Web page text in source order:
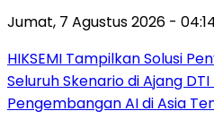
Jumat, 7 Agustus 2026 -
HIKSEMI Tampilkan Solusi
Seluruh Skenario di Ajang
Pengembangan AI di Asia